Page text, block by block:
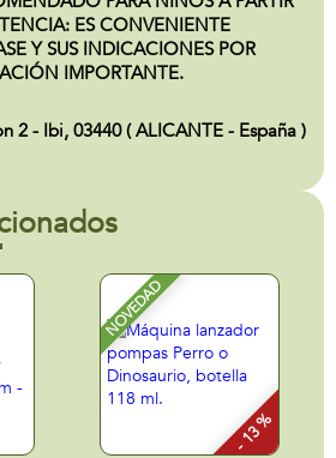
ES CONVENIENTE
Y SUS INDICACIONES POR
IMPORTANTE.
2 - Ibi, 03440 ( ALICANTE - España )
NOVEDAD
- 13 %